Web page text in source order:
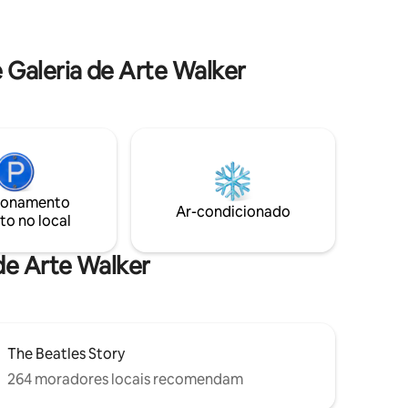
melhor dos dois mundos!
de Arte Walker
no local
Ar-condicionado
Arte Walker
The Beatles Story
264 moradores locais recomendam